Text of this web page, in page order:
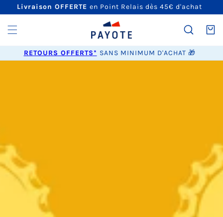
PASSER
CONTENU
Livraison OFFERTE en Point Relais dès 45€ d'achat
Panier
RETOURS OFFERTS* SANS MINIMUM D'ACHAT 🎁